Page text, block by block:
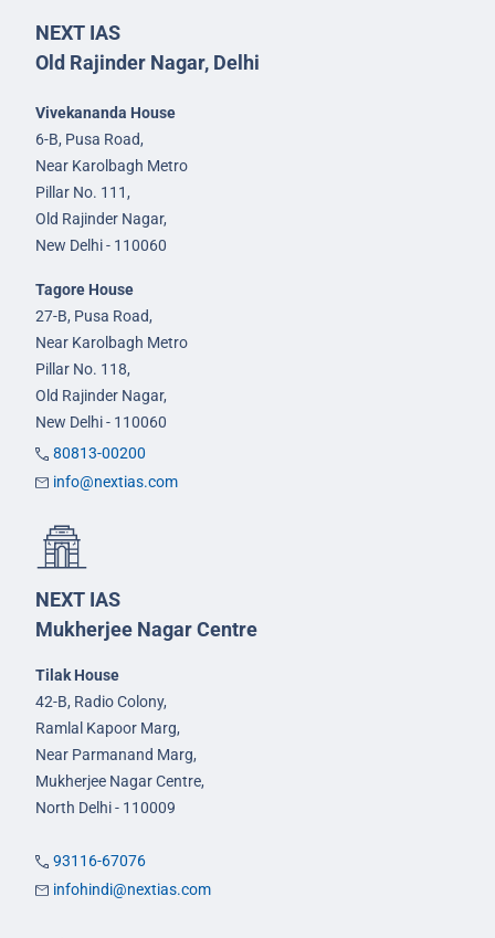
NEXT IAS
Old Rajinder Nagar, Delhi
Vivekananda House
6-B, Pusa Road,
Near Karolbagh Metro
Pillar No. 111,
Old Rajinder Nagar,
New Delhi - 110060
Tagore House
27-B, Pusa Road,
Near Karolbagh Metro
Pillar No. 118,
Old Rajinder Nagar,
New Delhi - 110060
80813-00200
info@nextias.com
NEXT IAS
Mukherjee Nagar Centre
Tilak House
42-B, Radio Colony,
Ramlal Kapoor Marg,
Near Parmanand Marg,
Mukherjee Nagar Centre,
North Delhi - 110009
93116-67076
infohindi@nextias.com